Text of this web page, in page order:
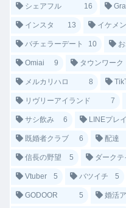
シェアフル 16
インスタ 13 イケメ
バチェラーデート 10
Omiai 9 タウンワーク
メルカリハロ 8
リヴリーアイランド 7
サシ飲み 6 LINEプレイ
既婚者クラブ 6 配達
信長の野望 5 ダークテ
Vtuber 5 バツイチ 5
GODOOR 5 婚活